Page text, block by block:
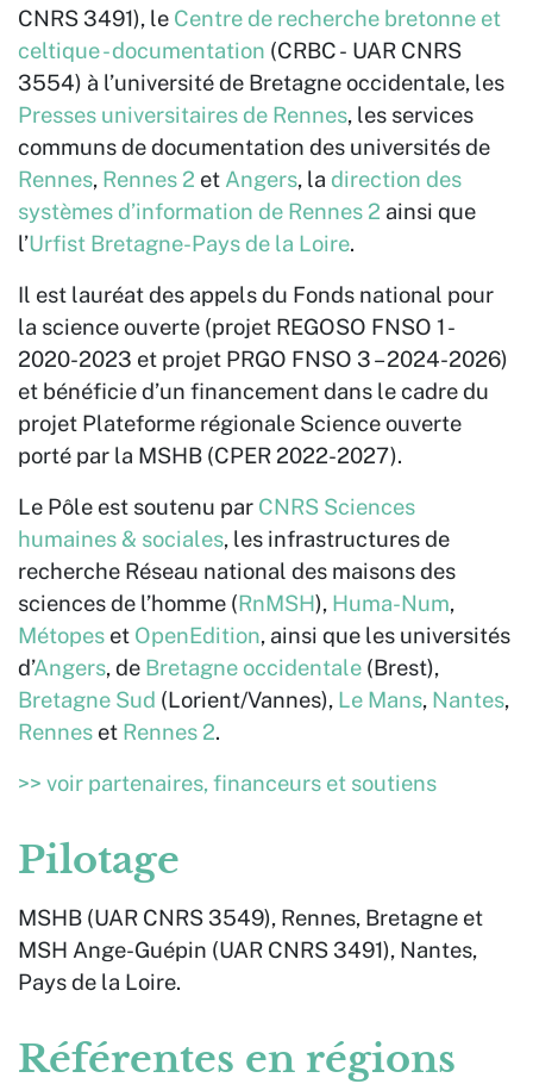
CNRS 3491), le Centre de recherche bretonne et
celtique - documentation (CRBC - UAR CNRS
3554) à l’université de Bretagne occidentale, les
Presses universitaires de Rennes, les services
communs de documentation des universités de
Rennes, Rennes 2 et Angers, la direction des
systèmes d’information de Rennes 2 ainsi que
l’Urfist Bretagne-Pays de la Loire.
Il est lauréat des appels du Fonds national pour
la science ouverte (projet REGOSO FNSO 1 -
2020-2023 et projet PRGO FNSO 3 – 2024-2026)
et bénéficie d’un financement dans le cadre du
projet Plateforme régionale Science ouverte
porté par la MSHB (CPER 2022-2027).
Le Pôle est soutenu par CNRS Sciences
humaines & sociales, les infrastructures de
recherche Réseau national des maisons des
sciences de l’homme (RnMSH), Huma-Num,
Métopes et OpenEdition, ainsi que les universités
d’Angers, de Bretagne occidentale (Brest),
Bretagne Sud (Lorient/Vannes), Le Mans, Nantes,
Rennes et Rennes 2.
>> voir partenaires, financeurs et soutiens
Pilotage
MSHB (UAR CNRS 3549), Rennes, Bretagne et
MSH Ange-Guépin (UAR CNRS 3491), Nantes,
Pays de la Loire.
Référentes en régions